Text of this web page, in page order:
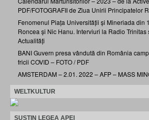
PDF/FOTOGRAFII de Ziua Unirii Principatelor
Fenomenul Piața Universității și Mineriada din
Roncea și Nic Hanu. Interviuri la Radio
Actualități
BANI Guvern presa vândută din România
fricii COVID – FOTO / PDF
AMSTERDAM – 2.01. 2022 – AFP – MASS
WELTKULTUR
SUSTIN LEGEA APEI